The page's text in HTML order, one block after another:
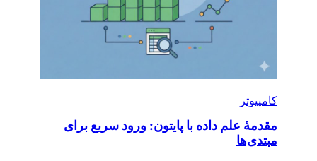
کامپیوتر
مقدمۀ علم داده با پایتون: ورود سریع برای
مبتدی‌ها